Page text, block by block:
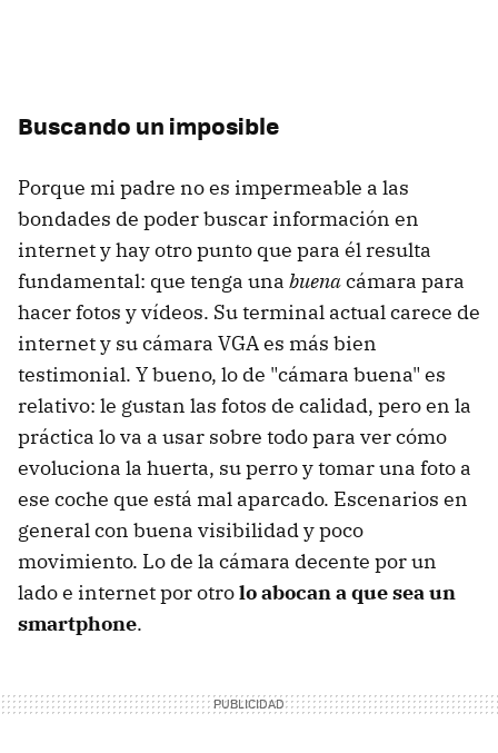
Buscando un imposible
Porque mi padre no es impermeable a las
bondades de poder buscar información en
internet y hay otro punto que para él resulta
fundamental: que tenga una buenacámara para
hacer fotos y vídeos. Su terminal actual carece de
internet y su cámara VGA es más bien
testimonial. Y bueno, lo de "cámara buena" es
relativo: le gustan las fotos de calidad, pero en la
práctica lo va a usar sobre todo para ver cómo
evoluciona la huerta, su perro y tomar una foto a
ese coche que está mal aparcado. Escenarios en
general con buena visibilidad y poco
movimiento. Lo de la cámara decente por un
lado e internet por otrolo abocan a que sea un
smartphone.